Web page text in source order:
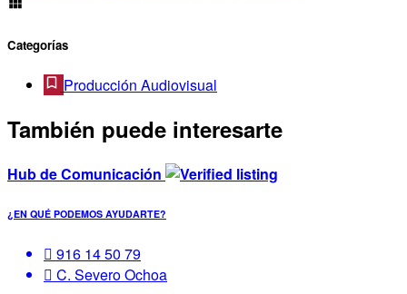
Categorías
Producción Audiovisual
También puede interesarte
Hub de Comunicación
¿EN QUÉ PODEMOS AYUDARTE?
916 14 50 79
C. Severo Ochoa